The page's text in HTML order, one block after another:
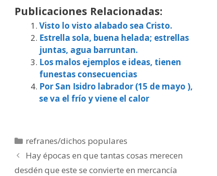
Publicaciones Relacionadas:
Visto lo visto alabado sea Cristo.
Estrella sola, buena helada; estrellas
juntas, agua barruntan.
Los malos ejemplos e ideas, tienen
funestas consecuencias
Por San Isidro labrador (15 de mayo ),
se va el frío y viene el calor
Categorías
refranes/dichos populares
Hay épocas en que tantas cosas merecen
desdén que este se convierte en mercancía